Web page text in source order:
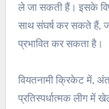
ले जा सकती हैं। इसके
साथ संघर्ष कर सकते हैं,
प्रभावित कर सकता है।
वियतनामी क्रिकेट में,
प्रतिस्पर्धात्मक लीग